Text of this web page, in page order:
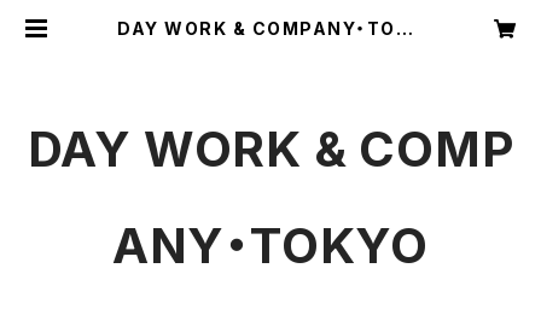
DAY WORK & COMPANY・TOKY
DAY WORK & COMP
ANY・TOKYO